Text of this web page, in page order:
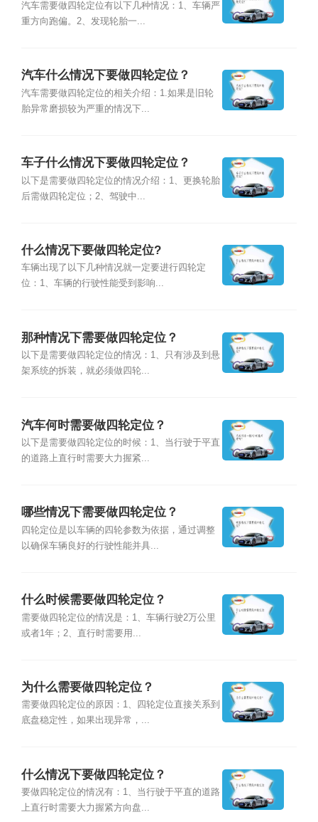
汽车需要做四轮定位有以下几种情况：1、车辆严
重方向跑偏。2、发现轮胎一...
汽车什么情况下要做四轮定位？
汽车需要做四轮定位的相关介绍：1.如果是旧轮
胎异常磨损较为严重的情况下...
车子什么情况下要做四轮定位？
以下是需要做四轮定位的情况介绍：1、更换轮胎
后需做四轮定位；2、驾驶中...
什么情况下要做四轮定位?
车辆出现了以下几种情况就一定要进行四轮定
位：1、车辆的行驶性能受到影响...
那种情况下需要做四轮定位？
以下是需要做四轮定位的情况：1、只有涉及到悬
架系统的拆装，就必须做四轮...
汽车何时需要做四轮定位？
以下是需要做四轮定位的时候：1、当行驶于平直
的道路上直行时需要大力握紧...
哪些情况下需要做四轮定位？
四轮定位是以车辆的四轮参数为依据，通过调整
以确保车辆良好的行驶性能并具...
什么时候需要做四轮定位？
需要做四轮定位的情况是：1、车辆行驶2万公里
或者1年；2、直行时需要用...
为什么需要做四轮定位？
需要做四轮定位的原因：1、四轮定位直接关系到
底盘稳定性，如果出现异常，...
什么情况下要做四轮定位？
要做四轮定位的情况有：1、当行驶于平直的道路
上直行时需要大力握紧方向盘...